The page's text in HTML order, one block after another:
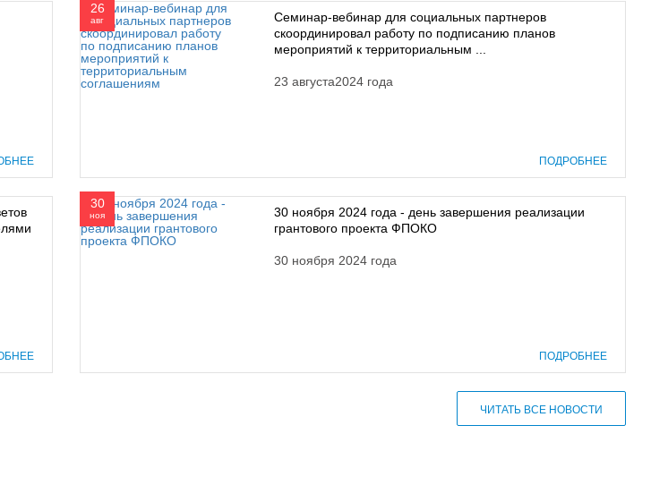
26
авг
Семинар-вебинар для социальных партнеров
скоординировал работу по подписанию планов
мероприятий к территориальным ...
23 августа2024 года
ПОДРОБНЕЕ
30
ноя
30 ноября 2024 года - день завершения реализации
грантового проекта ФПОКО
30 ноября 2024 года
ПОДРОБНЕЕ
ЧИТАТЬ ВСЕ НОВОСТИ